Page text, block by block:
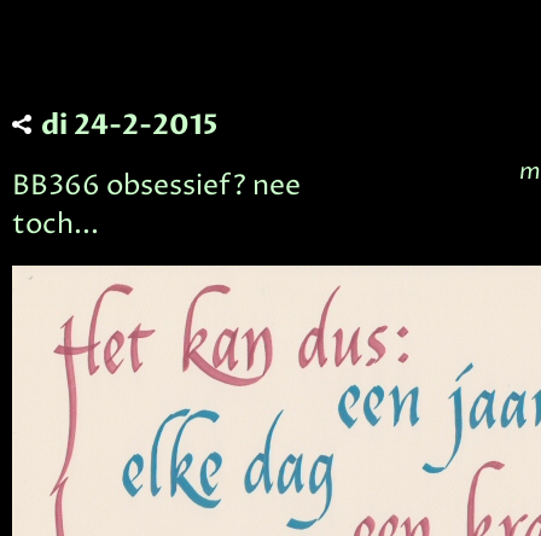
di 24-2-2015
BB366 obsessief? nee
toch...